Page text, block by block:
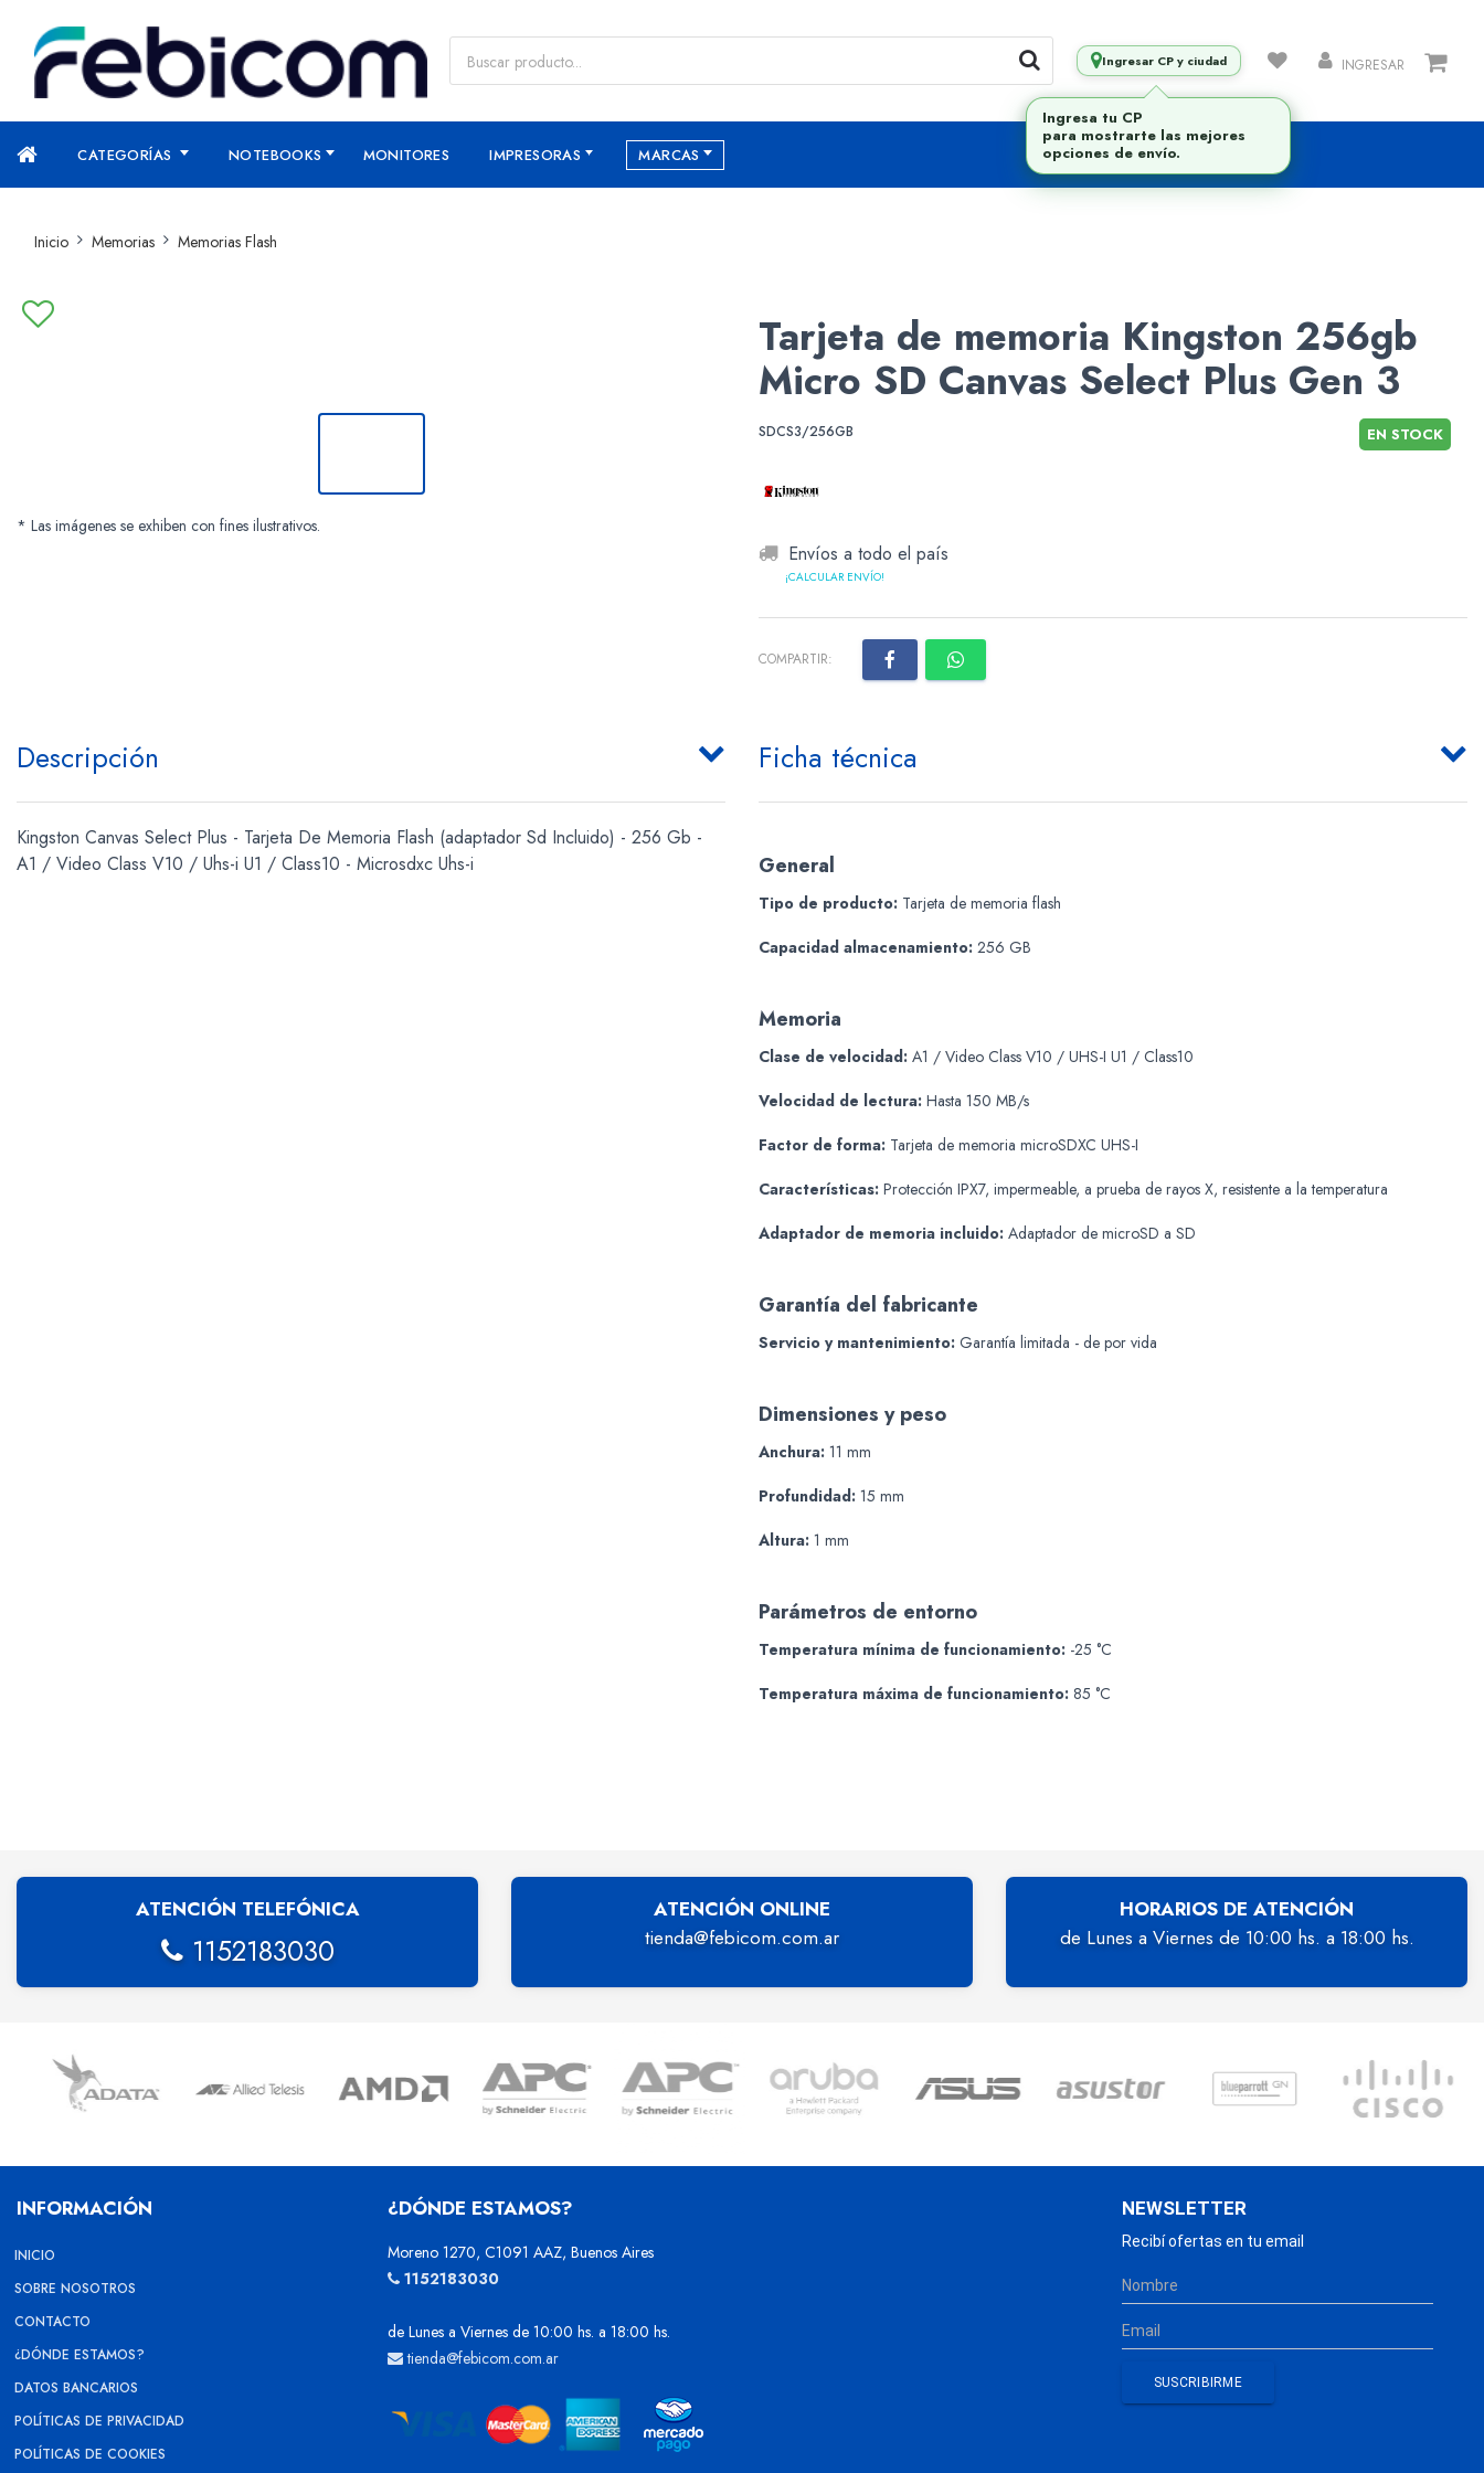
Ingresar CP y ciudad INGRESAR
CATEGORÍAS NOTEBOOKS MONITORES IMPRESORAS MARCAS
Inicio Memorias Memorias Flash
* Las imágenes se exhiben con fines ilustrativos.
Tarjeta de memoria Kingston 256gb
Micro SD Canvas Select Plus Gen 3
SDCS3/256GB EN STOCK
Envíos a todo el país
¡CALCULAR ENVÍO!
COMPARTIR:
Descripción
Kingston Canvas Select Plus - Tarjeta De Memoria Flash (adaptador Sd Incluido) - 256 Gb -
A1 / Video Class V10 / Uhs-i U1 / Class10 - Microsdxc Uhs-i
Ficha técnica
General
Tipo de producto: Tarjeta de memoria flash
Capacidad almacenamiento: 256 GB
Memoria
Clase de velocidad: A1 / Video Class V10 / UHS-I U1 / Class10
Velocidad de lectura: Hasta 150 MB/s
Factor de forma: Tarjeta de memoria microSDXC UHS-I
Características: Protección IPX7, impermeable, a prueba de rayos X, resistente a la temperatura
Adaptador de memoria incluido: Adaptador de microSD a SD
Garantía del fabricante
Servicio y mantenimiento: Garantía limitada - de por vida
Dimensiones y peso
Anchura: 11 mm
Profundidad: 15 mm
Altura: 1 mm
Parámetros de entorno
Temperatura mínima de funcionamiento: -25 °C
Temperatura máxima de funcionamiento: 85 °C
ATENCIÓN TELEFÓNICA
1152183030
ATENCIÓN ONLINE
tienda@febicom.com.ar
HORARIOS DE ATENCIÓN
de Lunes a Viernes de 10:00 hs. a 18:00 hs.
INFORMACIÓN
INICIO
SOBRE NOSOTROS
CONTACTO
¿DÓNDE ESTAMOS?
DATOS BANCARIOS
POLÍTICAS DE PRIVACIDAD
POLÍTICAS DE COOKIES
¿DÓNDE ESTAMOS?
Moreno 1270, C1091 AAZ, Buenos Aires
1152183030
de Lunes a Viernes de 10:00 hs. a 18:00 hs.
tienda@febicom.com.ar
NEWSLETTER
Recibí ofertas en tu email